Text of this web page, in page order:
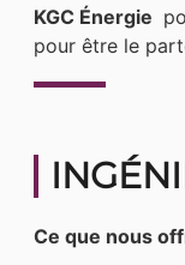
KGC Énergie
pour être le
Ce que nous